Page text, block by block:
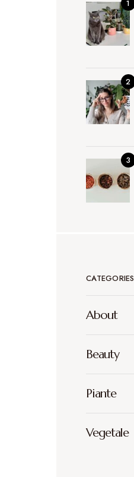
CATEGORIES
About
Beauty
Piante
Vegetale